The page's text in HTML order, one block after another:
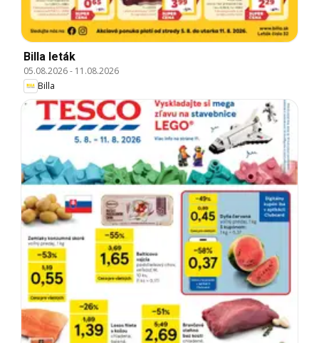
Billa leták
05.08.2026- 11.08.2026
Billa